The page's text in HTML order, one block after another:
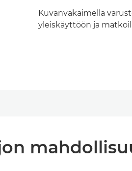
Kuvanvakaimella
yleiskäyttöön ja